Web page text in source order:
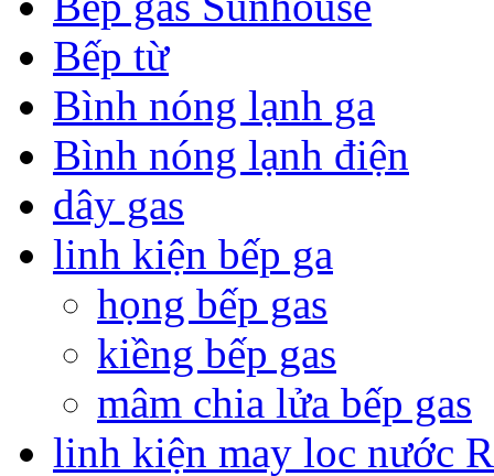
Bếp từ
Bình nóng lạnh ga
Bình nóng lạnh điện
dây gas
linh kiện bếp ga
họng bếp gas
kiềng bếp gas
mâm chia lửa bếp gas
linh kiện may loc nước